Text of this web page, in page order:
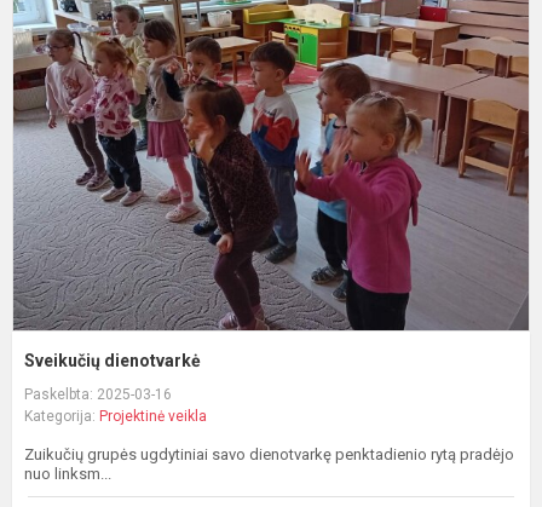
Sveikučių dienotvarkė
Paskelbta: 2025-03-16
Kategorija: Projektinė veikla
Zuikučių grupės ugdytiniai savo dienotvarkę penktadienio rytą pradėjo
nuo linksm...